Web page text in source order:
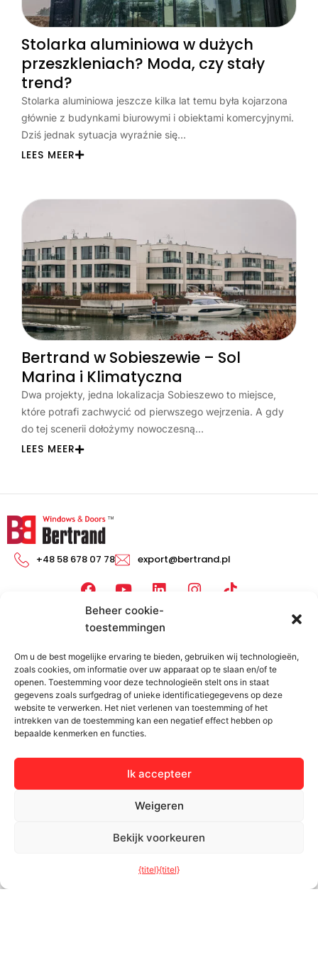
Beheer cookie-
toestemmingen
Om u de best mogelijke ervaring te bieden, gebruiken wij technologieën,
zoals cookies, om informatie over uw apparaat op te slaan en/of te
openen. Toestemming voor deze technologieën stelt ons in staat
gegevens zoals surfgedrag of unieke identificatiegegevens op deze
website te verwerken. Het niet verlenen van toestemming of het
intrekken van de toestemming kan een negatief effect hebben op
bepaalde kenmerken en functies.
Ik accepteer
Weigeren
Bekijk voorkeuren
{titel}{titel}
Stolarka aluminiowa w dużych
przeszkleniach? Moda, czy stały
trend?
Stolarka aluminiowa jeszcze kilka lat temu była kojarzona
głównie z budynkami biurowymi i obiektami komercyjnymi.
Dziś jednak sytuacja wyraźnie się…
LEES MEER
Bertrand w Sobieszewie – Sol
Marina i Klimatyczna
Dwa projekty, jedna lokalizacja Sobieszewo to miejsce,
które potrafi zachwycić od pierwszego wejrzenia. A gdy
do tej scenerii dołożymy nowoczesną…
LEES MEER
+48 58 678 07 78 export@bertrand.pl
F
a
c
e
b
o
o
k
Y
o
u
T
u
b
e
L
n
k
e
d
i
n
I
a
g
r
a
m
Terras systemen
Deur
Gevels
deuren
Documenten en instructies
Zorg goed voor uw ramen
Contact